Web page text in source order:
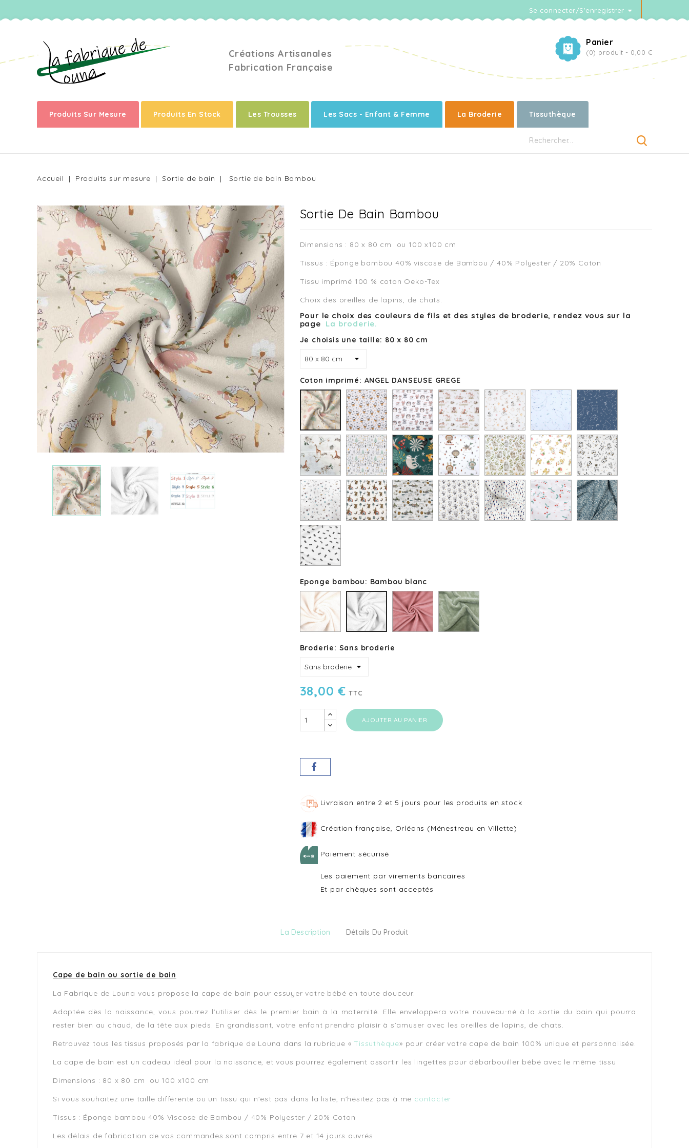
Se connecter/S'enregistrer
Créations Artisanales
Fabrication Française
Panier
(0) produit - 0,00 €
Produits Sur Mesure Produits En Stock Les Trousses Les Sacs - Enfant & Femme La Broderie Tissuthèque
Accueil Produits sur mesure Sortie de bain Sortie de bain Bambou
Sortie De Bain Bambou
Dimensions : 80 x 80 cm ou 100 x100 cm
Tissus : Éponge bambou 40% viscose de Bambou / 40% Polyester / 20% Coton
Tissu imprimé 100 % coton Oeko-Tex
Choix des oreilles de lapins, de chats.
Pour le choix des couleurs de fils et des styles de broderie, rendez vous sur la
page La broderie.
Je choisis une taille: 80 x 80 cm
Coton imprimé: ANGEL DANSEUSE GREGE
ANGEL
DANSEUSE
GREGE
ELISABETTA
ABEILLE
BAMBI
MARSALA
ROURY SLEEPY
POLECOSMIC
BLANC
CONSTELLATION
BLEUE
SAFARI
BLANC
BIBOU
LAPIN
PERLE
JUNGLE
PAPAYA
CACTUS
SKIMO
LAPONIE
LAPINOU
FEUILLAGE
ELEPHANTO
PARAPLUIE
CHAT
LAPIN
NOIR
BLANC
NATURE
LAPIN
ARC
EN
CARAVANE
CAMPING
SOURICETTEPOISSON
BLOSSOM
CERISE
FEUILLAGE
PROVENCE
Lange
ANANAS
Eponge bambou: Bambou blanc
Bambou
ivoire
Bambou
blanc
Bambou
rose
marsala
Bambou
vert
amande
Broderie: Sans broderie
38,00 € TTC
AJOUTER AU PANIER
Livraison entre 2 et 5 jours pour les produits en stock
Création française, Orléans (Ménestreau en Villette)
Paiement sécurisé
Les paiement par virements bancaires
Et par chèques sont acceptés
La Description Détails Du Produit
Cape de bain ou sortie de bain
La Fabrique de Louna vous propose la cape de bain pour essuyer votre bébé en toute douceur.
Adaptée dès la naissance, vous pourrez l’utiliser dès le premier bain à la maternité. Elle enveloppera votre nouveau-né à la sortie du bain qui pourra
rester bien au chaud, de la tête aux pieds. En grandissant, votre enfant prendra plaisir à s’amuser avec les oreilles de lapins, de chats.
Retrouvez tous les tissus proposés par la fabrique de Louna dans la rubrique «Tissuthèque» pour créer votre cape de bain 100% unique et personnalisée.
La cape de bain est un cadeau idéal pour la naissance, et vous pourrez également assortir les lingettes pour débarbouiller bébé avec le même tissu
Dimensions : 80 x 80 cm ou 100 x100 cm
Si vous souhaitez une taille différente ou un tissu qui n'est pas dans la liste, n'hésitez pas à me contacter
Tissus : Éponge bambou 40% Viscose de Bambou / 40% Polyester / 20% Coton
Les délais de fabrication de vos commandes sont compris entre 7 et 14 jours ouvrés